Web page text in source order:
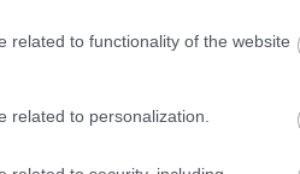
related to functionality of the website
related to personalization.
33-
55-
20-
47-